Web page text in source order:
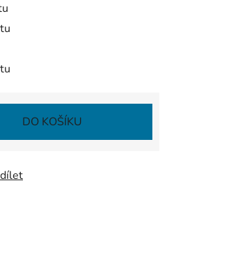
DO KOŠÍKU